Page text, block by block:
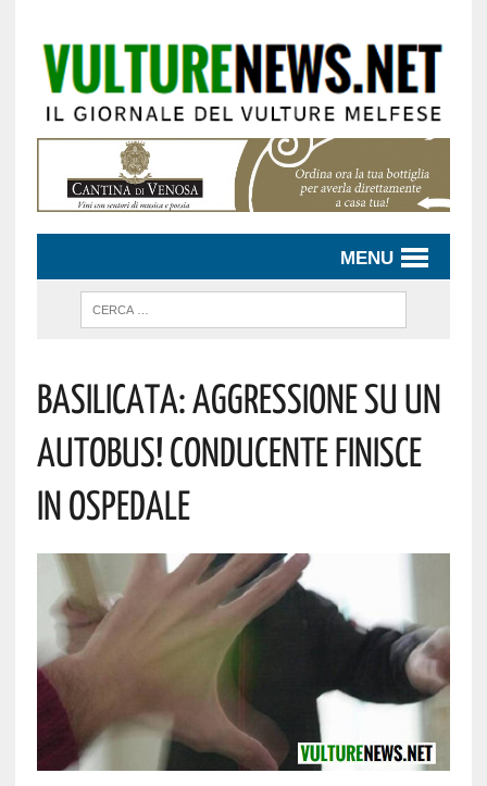
MENU
Basilicata: Aggressione Su Un
Autobus! Conducente Finisce
In Ospedale